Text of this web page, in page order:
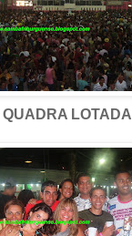
QUADRA LOTADA